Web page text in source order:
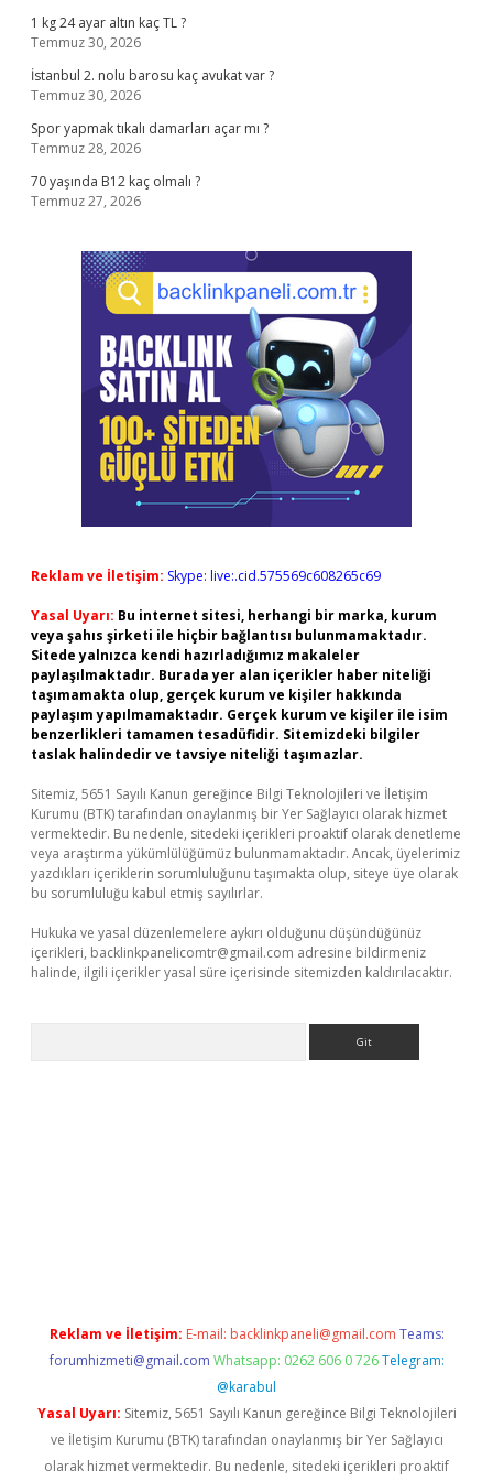
1 kg 24 ayar altın kaç TL ?
Temmuz 30, 2026
İstanbul 2. nolu barosu kaç avukat var ?
Temmuz 30, 2026
Spor yapmak tıkalı damarları açar mı ?
Temmuz 28, 2026
70 yaşında B12 kaç olmalı ?
Temmuz 27, 2026
Reklam ve İletişim: Skype: live:.cid.575569c608265c69
Yasal Uyarı: Bu internet sitesi, herhangi bir marka, kurum
veya şahıs şirketi ile hiçbir bağlantısı bulunmamaktadır.
Sitede yalnızca kendi hazırladığımız makaleler
paylaşılmaktadır. Burada yer alan içerikler haber niteliği
taşımamakta olup, gerçek kurum ve kişiler hakkında
paylaşım yapılmamaktadır. Gerçek kurum ve kişiler ile isim
benzerlikleri tamamen tesadüfidir. Sitemizdeki bilgiler
taslak halindedir ve tavsiye niteliği taşımazlar.
Sitemiz, 5651 Sayılı Kanun gereğince Bilgi Teknolojileri ve İletişim
Kurumu (BTK) tarafından onaylanmış bir Yer Sağlayıcı olarak hizmet
vermektedir. Bu nedenle, sitedeki içerikleri proaktif olarak denetleme
veya araştırma yükümlülüğümüz bulunmamaktadır. Ancak, üyelerimiz
yazdıkları içeriklerin sorumluluğunu taşımakta olup, siteye üye olarak
bu sorumluluğu kabul etmiş sayılırlar.
Hukuka ve yasal düzenlemelere aykırı olduğunu düşündüğünüz
içerikleri, backlinkpanelicomtr@gmail.com adresine bildirmeniz
halinde, ilgili içerikler yasal süre içerisinde sitemizden kaldırılacaktır.
Reklam ve İletişim: E-mail: backlinkpaneli@gmail.com Teams:
forumhizmeti@gmail.com Whatsapp: 0262 606 0 726 Telegram:
@karabul
Yasal Uyarı: Sitemiz, 5651 Sayılı Kanun gereğince Bilgi Teknolojileri
ve İletişim Kurumu (BTK) tarafından onaylanmış bir Yer Sağlayıcı
olarak hizmet vermektedir. Bu nedenle, sitedeki içerikleri proaktif